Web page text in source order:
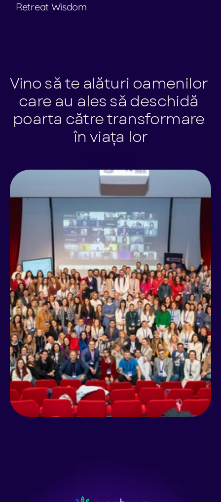
Retreat Wisdom
Vino să te alături oamenilor
care au ales să deschidă
poarta către transformare
în viața lor